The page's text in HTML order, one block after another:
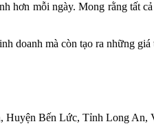
hơn mỗi ngày. Mong rằng tất
doanh mà còn tạo ra những
Bến Lức, Tỉnh Long An,